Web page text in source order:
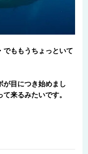
でももうちょっといて
が目につき始めまし
て来るみたいです。